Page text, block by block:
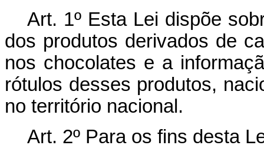
Art. 1º Esta Lei dispõe
dos produtos derivados de
nos chocolates e a
rótulos desses produtos,
no território nacional.
Art. 2º Para os fins desta